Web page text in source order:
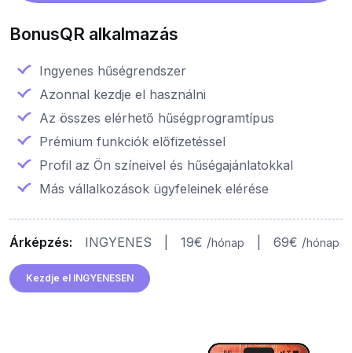
BonusQR alkalmazás
Ingyenes hűségrendszer
Azonnal kezdje el használni
Az összes elérhető hűségprogramtípus
Prémium funkciók előfizetéssel
Profil az Ön színeivel és hűségajánlatokkal
Más vállalkozások ügyfeleinek elérése
Árképzés: INGYENES 19€ /hónap 69€ /hónap
Kezdje el INGYENESEN